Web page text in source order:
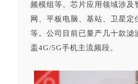
频模组等。芯片应用领域涉及
网、平板电脑、基站、卫星定
等。公司目前已量产几十款滤
盖4G/5G手机主流频段。